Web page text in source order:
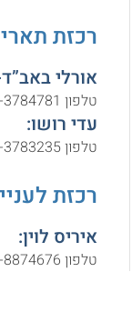
רכזת
אורלי
טלפון 073-3784781,
עדי רושו:
טלפון 073-3783235,
רכזת
איריס לוין:
טלפון 077-8874676,